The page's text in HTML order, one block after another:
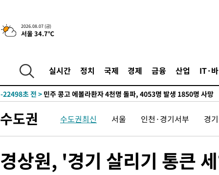
2026.08.07 (금)
서울 34.7℃
실시간 정치 국제 경제 금융 산업 IT·
-4834초 전 > [속보] 뉴욕증시, 일제 하락 마감…나스닥 0.06%↓
25.3%↑
-26032초 전 >
[속보]'채상병 순직 책임' 임성근, 항소심도 징역 3년
-25898초 전 >
-22498초 전 > 민주 콩고 에볼라환자 4천명 돌파, 4053명 발생 1850명 사망
-20942초 전 >
"미 전국적 살모네라 식중독 원인은 멕시코산 할라피뇨"--
-19455초 전 >[속보]경찰·노동부, HL만도 평택사업장 끼임 사망 관련 압수
압수수색
-19091초 전 >[속보]원·달러 환율, 오전 9시 1423.8원
수도권 수도권최신 서울 인천·경기서부 경
경상원, '경기 살리기 통큰